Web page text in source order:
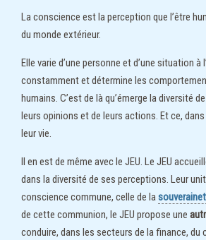
La conscience est la perception que l’être
du monde extérieur.
Elle varie d’une personne et d’une situation à
constamment et détermine les
humains. C’est de là qu’émerge la diversité
leurs opinions et de leurs actions. Et ce,
leur vie.
Il en est de même avec le JEU. Le JEU
dans la diversité de ses perceptions. Leur
conscience commune, celle de la
de cette communion, le JEU propose une
conduire, dans les secteurs de la finance, du